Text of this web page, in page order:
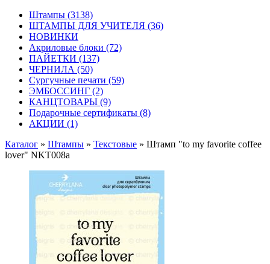
Штампы (3138)
ШТАМПЫ ДЛЯ УЧИТЕЛЯ (36)
НОВИНКИ
Акриловые блоки (72)
ПАЙЕТКИ (137)
ЧЕРНИЛА (50)
Сургучные печати (59)
ЭМБОССИНГ (2)
КАНЦТОВАРЫ (9)
Подарочные сертификаты (8)
АКЦИИ (1)
Каталог » Штампы » Текстовые » Штамп "to my favorite coffee
lover" NKT008a